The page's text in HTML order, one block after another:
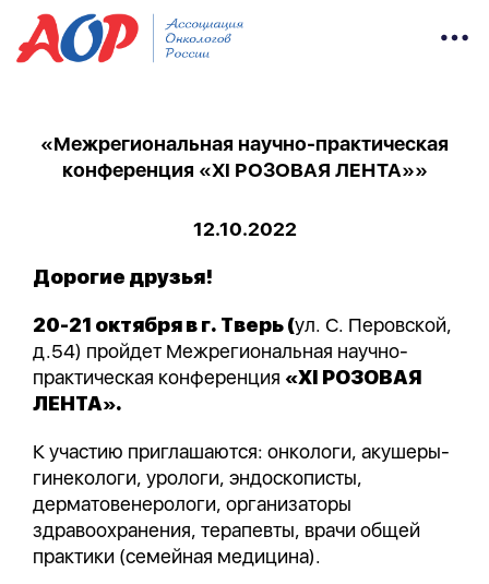
«Межрегиональная научно-практическая
конференция «XI РОЗОВАЯ ЛЕНТА»»
12.10.2022
Дорогие друзья!
20-21 октября в г. Тверь (ул. С. Перовской,
д.54) пройдет Межрегиональная научно-
практическая конференция «XI РОЗОВАЯ
ЛЕНТА».
К участию приглашаются: онкологи, акушеры-
гинекологи, урологи, эндоскописты,
дерматовенерологи, организаторы
здравоохранения, терапевты, врачи общей
практики (семейная медицина).